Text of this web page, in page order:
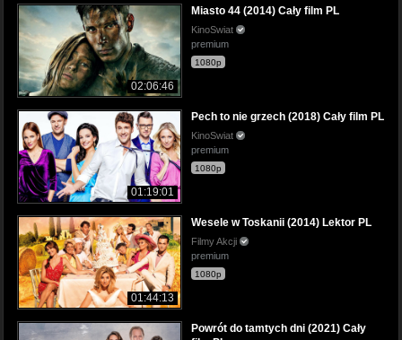
02:06:46
Miasto 44 (2014) Cały film PL
KinoSwiat
premium
1080p
01:19:01
Pech to nie grzech (2018) Cały film PL
KinoSwiat
premium
1080p
01:44:13
Wesele w Toskanii (2014) Lektor PL
Filmy Akcji
premium
1080p
Powrót do tamtych dni (2021) Cały